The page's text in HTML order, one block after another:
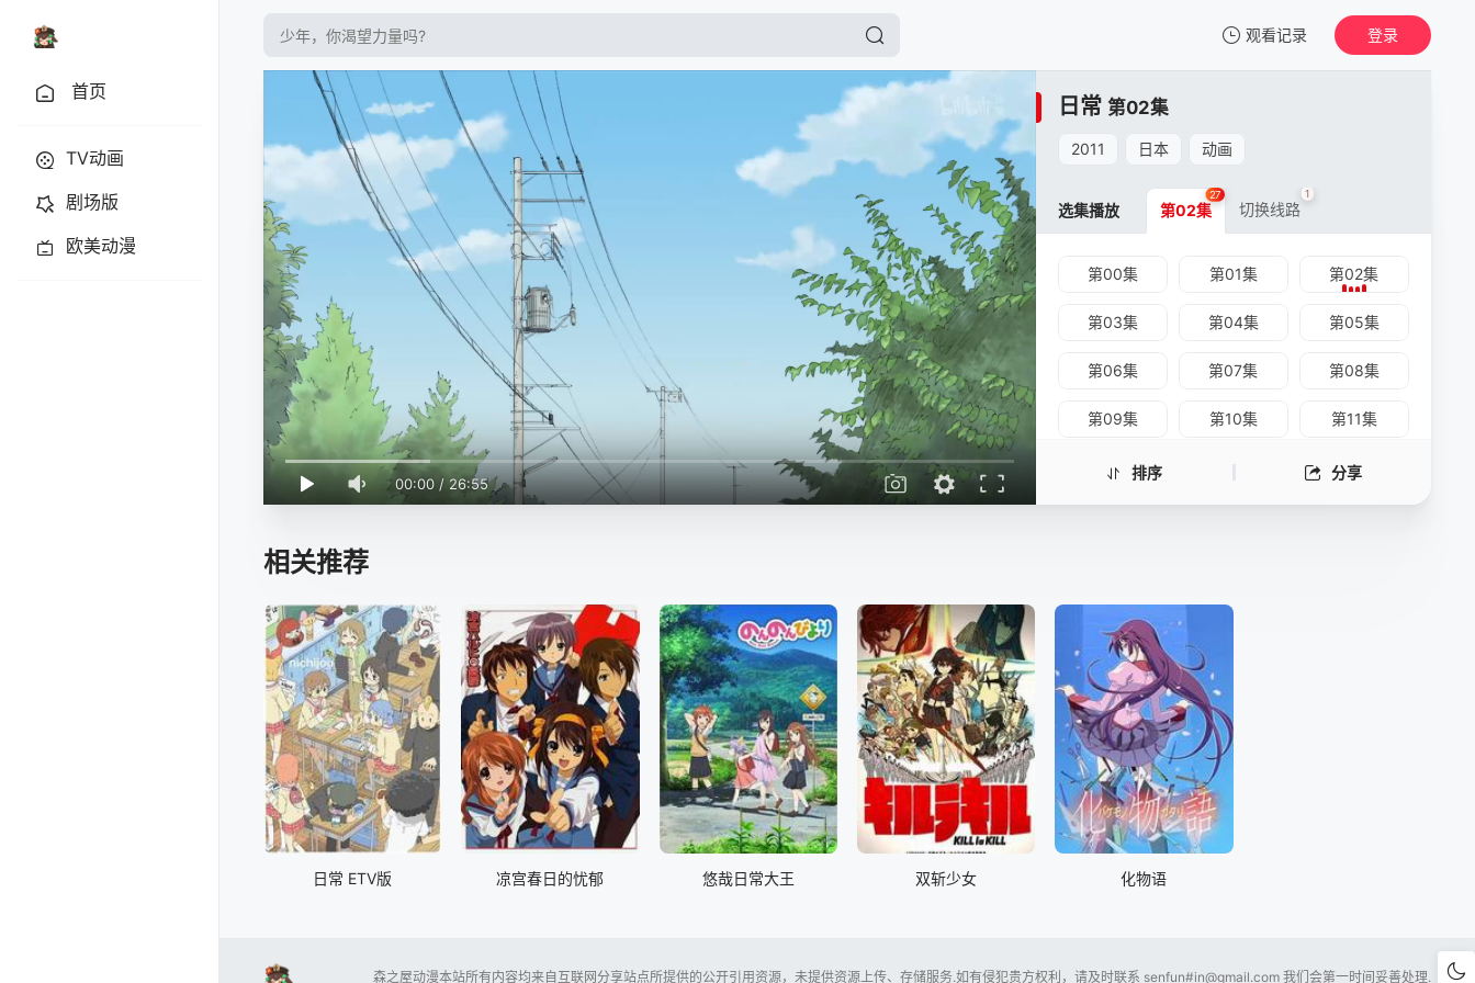
观看记录
我的观影记录
登录
首页
TV动画
剧场版
欧美动漫
00:00 / 26:55
日常 第02集
2011 日本 动画
排序 分享
选集播放 第02集
27
切换线路
1
第00集 第01集 第02集
第03集 第04集 第05集
第06集 第07集 第08集
第09集 第10集 第11集
第12集 第14集
第22集
第24集 第25集
相关推荐
日常 ETV版 凉宫春日的忧郁 悠哉日常大王 双斩少女 化物语
森之屋动漫本站所有内容均来自互联网分享站点所提供的公开引用资源，未提供资源上传、存储服务.如有侵犯贵方权利，请及时联系 senfun#in@gmail.com 我们会第一时间妥善处理.